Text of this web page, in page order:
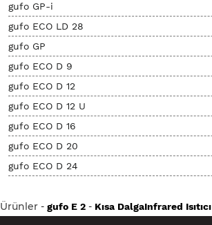
gufo GP-i
gufo ECO LD 28
gufo GP
gufo ECO D 9
gufo ECO D 12
gufo ECO D 12 U
gufo ECO D 16
gufo ECO D 20
gufo ECO D 24
Ürünler - gufo E 2 - Kısa DalgaInfrared Isıtıcı